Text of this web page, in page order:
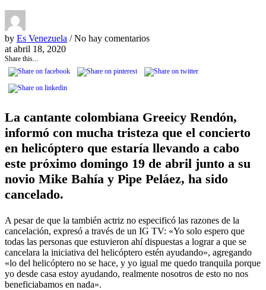
by Es Venezuela / No hay comentarios
at abril 18, 2020
Share this...
La cantante colombiana Greeicy Rendón,
informó con mucha tristeza que el concierto
en helicóptero que estaría llevando a cabo
este próximo domingo 19 de abril junto a su
novio Mike Bahía y Pipe Peláez, ha sido
cancelado.
A pesar de que la también actriz no especificó las razones de la
cancelación, expresó a través de un IG TV: «Yo solo espero que
todas las personas que estuvieron ahí dispuestas a lograr a que se
cancelara la iniciativa del helicóptero estén ayudando», agregando
«lo del helicóptero no se hace, y yo igual me quedo tranquila porque
yo desde casa estoy ayudando, realmente nosotros de esto no nos
beneficiabamos en nada».